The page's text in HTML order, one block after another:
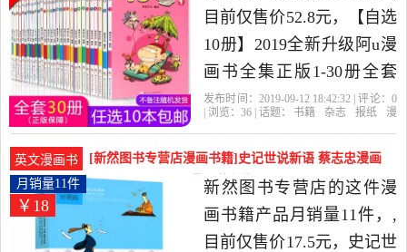
比很高的漫画书籍，由江
西 南昌发货。
目前仅售价52.8元，【自选
10册】2019全新升级阿u漫
画书全集正版1-30册全套
10-13岁小学生课外阅读必
笑励志童趣教育 儿童漫画
是2019年树童图书专营店
精选书籍,杂志,报纸当中性
价比很高的漫画书籍，由
发布时间：2019-09-12 18:42:32 | 评论： 0
| 浏览： 36 | 话题： 书籍 杂志 报纸
漫
英文漫画书
[新然图书专营店漫画书籍]史记世说新语 蔡志忠漫画
中英文对照版月销量11件仅售17.5元
￥18
月销量11件
新然图书专营店的这件漫
画书籍产品月销量11件，,
目前仅售价17.5元，史记世